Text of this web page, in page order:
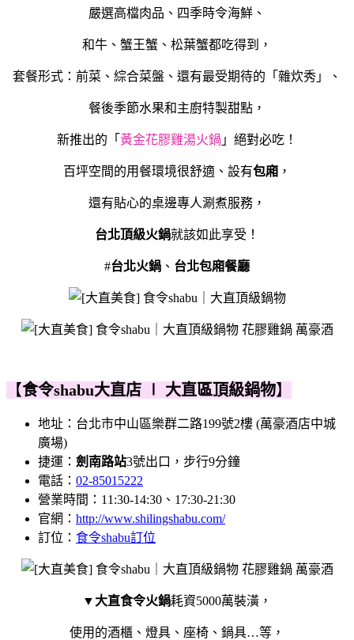
嚴選高檔肉品、四季時令海鮮、
和牛、蟹王蟹、松葉蟹都吃得到，
套餐形式：前菜、綜合菜盤、還有最受期待的「雜炊秀」、
餐後季節水果和主廚特製甜點，
新推出的「 黃金花膠雞湯火鍋 」絕對必吃！
百坪空間的用餐環境很舒適、設有包廂 ，
還有貼心的桌邊專人涮煮服務，
台北頂級火鍋就該如此享受！
#台北火鍋 、 台北包廂餐廳
【食令shabu大直店 ∣ 大直區頂級鍋物】
地址：台北市中山區樂群二路199號2樓 (萬豪酒店中城
廣場)
捷運： 劍南路站3號出口，步行9分鐘
電話： 02-85015222
營業時間：11:30-14:30、17:30-21:30
官網： http://www.shilingshabu.com/
訂位： 食令shabu訂位
▼ 大直食令火鍋耗資5000萬裝潢，
使用的酒櫃、燈具、座椅、鍋具…等，